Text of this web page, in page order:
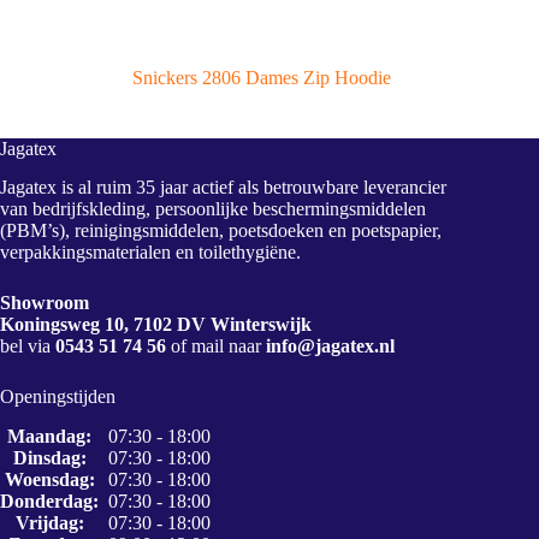
Snickers 2806 Dames Zip Hoodie
Jagatex
Jagatex is al ruim 35 jaar actief als betrouwbare leverancier
van bedrijfskleding, persoonlijke beschermingsmiddelen
(PBM’s), reinigingsmiddelen, poetsdoeken en poetspapier,
verpakkingsmaterialen en toilethygiëne.
Showroom
Koningsweg 10, 7102 DV Winterswijk
bel via 0543 51 74 56 of mail naarinfo@jagatex.nl
Openingstijden
Maandag:
07:30 - 18:00
Dinsdag:
07:30 - 18:00
Woensdag:
07:30 - 18:00
Donderdag: 07:30 - 18:00
Vrijdag:
07:30 - 18:00